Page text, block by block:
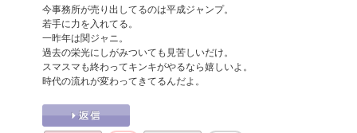
今事務所が売り出してるのは平成ジャンプ。
若手に力を入れてる。
一昨年は関ジャニ。
過去の栄光にしがみついても見苦しいだけ。
スマスマも終わってキンキがやるなら嬉しいよ。
時代の流れが変わってきてるんだよ。